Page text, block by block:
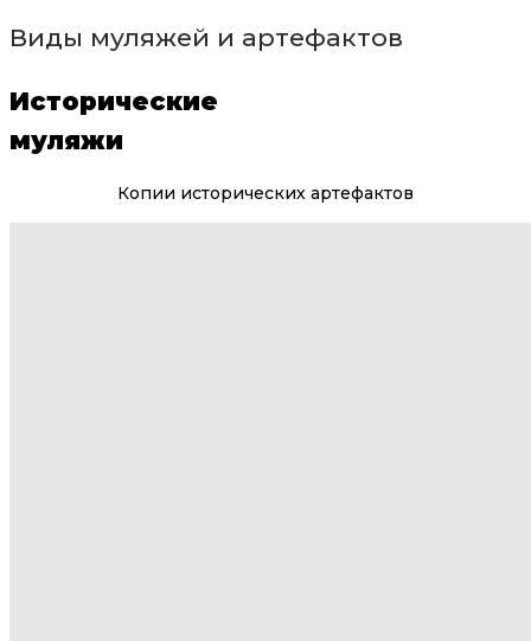
Виды муляжей и артефактов
Исторические
муляжи
Копии исторических артефактов